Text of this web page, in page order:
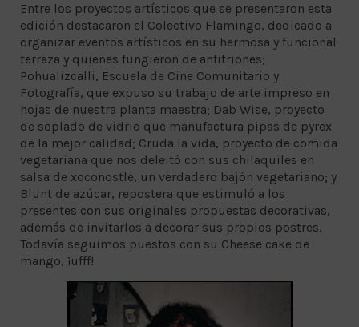
Entre los proyectos artísticos que se presentaron esta
edición destacaron el Colectivo Flamingo, dedicado a
organizar eventos artísticos en su hermosa y funcional
terraza y quienes fungieron de anfitriones;
Pohualizcalli, Escuela de Cine Comunitario y
Fotografía, que expuso su trabajo de arte impreso en
hojas de nuestra planta maestra; Dab Wise, proyecto
de soplado de vidrio que manufactura pipas de pyrex
de la mejor calidad; Cruda la vida, proyecto de comida
vegetariana que nos deleitó con sus chilaquiles en
salsa de xoconostle, un verdadero bajón vegetariano; y
Blunt de azúcar, repostera que estimuló a los
presentes con sus originales propuestas decorativas,
además de invitarlos a decorar sus propios postres.
Todavía seguimos puestos con su Cheese cake de
mango, ¡ufff!